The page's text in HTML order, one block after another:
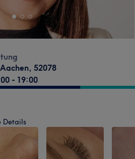
Aachen, 52078
- 19:00
Details